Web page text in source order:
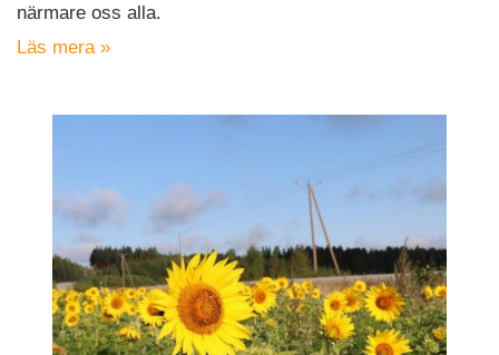
närmare oss alla.
Läs mera »